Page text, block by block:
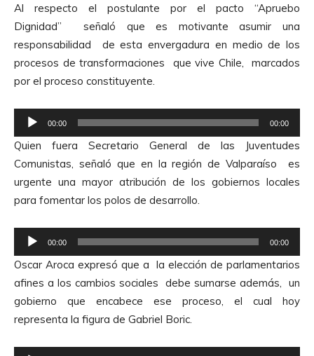
Al respecto el postulante por el pacto “Apruebo
Dignidad” señaló que es motivante asumir una
responsabilidad de esta envergadura en medio de los
procesos de transformaciones que vive Chile, marcados
por el proceso constituyente.
e
p
r
o
d
u
t
o
r
d
00:00 00:00
Quien fuera Secretario General de las Juventudes
Comunistas, señaló que en la región de Valparaíso es
urgente una mayor atribución de los gobiernos locales
para fomentar los polos de desarrollo.
e
p
r
o
d
u
00:00 00:00
Oscar Aroca expresó que a la elección de parlamentarios
afines a los cambios sociales debe sumarse además, un
gobierno que encabece ese proceso, el cual hoy
representa la figura de Gabriel Boric.